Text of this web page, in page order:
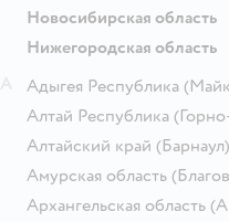
Новосибирская область
Нижегородская область
Адыгея Республика
Алтай Республика
Алтайский край (Барнаул)
Амурская область
Архангельская область